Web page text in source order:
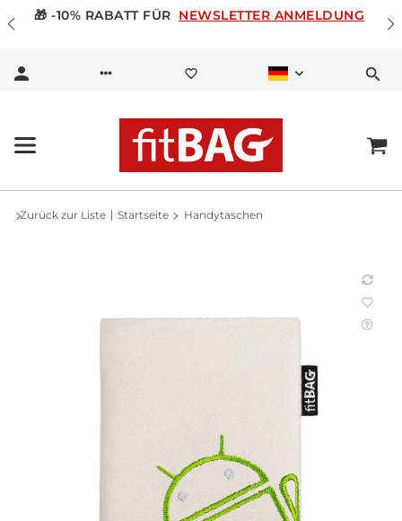
🎁 -10% RABATT FÜR NEWSLETTER ANMELDUNG
Zurück zur Liste Startseite Handytaschen